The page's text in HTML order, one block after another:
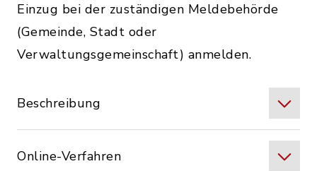
Einzug bei der zuständigen Meldebehörde
(Gemeinde, Stadt oder
Verwaltungsgemeinschaft) anmelden.
Beschreibung
Online-Verfahren